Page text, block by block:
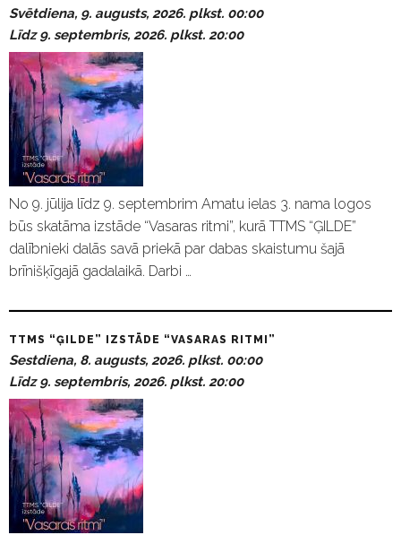
Svētdiena, 9. augusts, 2026. plkst. 00:00
Līdz 9. septembris, 2026. plkst. 20:00
No 9. jūlija līdz 9. septembrim Amatu ielas 3. nama logos
būs skatāma izstāde “Vasaras ritmi”, kurā TTMS “ĢILDE”
dalībnieki dalās savā priekā par dabas skaistumu šajā
brīnišķīgajā gadalaikā. Darbi …
TTMS “ĢILDE” IZSTĀDE “VASARAS RITMI”
Sestdiena, 8. augusts, 2026. plkst. 00:00
Līdz 9. septembris, 2026. plkst. 20:00